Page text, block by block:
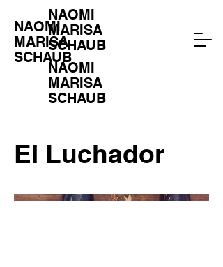
NAOMI
MARISA
SCHAUB
NAOMI
MARISA
SCHAUB
NAOMI
MARISA
SCHAUB
El Luchador